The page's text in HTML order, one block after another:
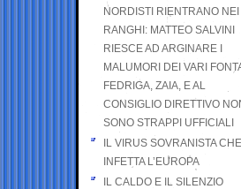
NORDISTI RIENTRANO NEI
RANGHI: MATTEO SALVINI
RIESCE AD ARGINARE I
MALUMORI DEI VARI
FEDRIGA, ZAIA, E AL
CONSIGLIO DIRETTIVO
SONO STRAPPI UFFICIALI
IL VIRUS SOVRANISTA CHE
INFETTA L’EUROPA
IL CALDO E IL SILENZIO